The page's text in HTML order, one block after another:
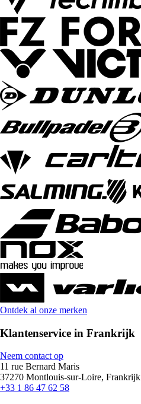
Ontdek al onze merken
Klantenservice in Frankrijk
Neem contact op
11 rue Bernard Maris
37270 Montlouis-sur-Loire, Frankrijk
+33 1 86 47 62 58